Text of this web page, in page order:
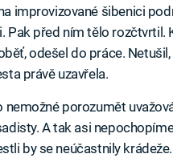
improvizované šibenici
Pak před ním tělo rozčtvrtil.
odešel do práce. Netušil,
právě uzavřela.
nemožné porozumět
A tak asi
by se neúčastnily